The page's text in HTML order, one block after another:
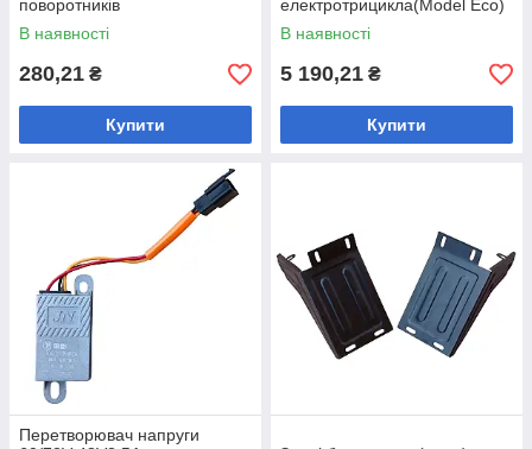
поворотників
В наявності
280,21 ₴
Купити
електротрицикла(Model Eco)
В наявності
5 190,21 ₴
Купити
Перетворювач напруги